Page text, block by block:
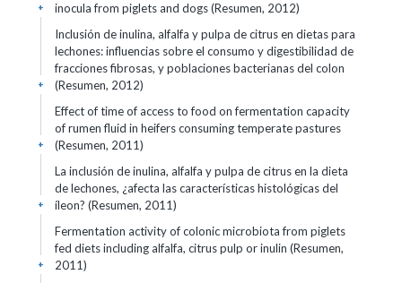
inocula from piglets and dogs (Resumen, 2012)
+
Inclusión de inulina, alfalfa y pulpa de citrus en dietas para
lechones: influencias sobre el consumo y digestibilidad de
fracciones fibrosas, y poblaciones bacterianas del colon
(Resumen, 2012)
+
Effect of time of access to food on fermentation capacity
of rumen fluid in heifers consuming temperate pastures
(Resumen, 2011)
+
La inclusión de inulina, alfalfa y pulpa de citrus en la dieta
de lechones, ¿afecta las características histológicas del
íleon? (Resumen, 2011)
+
Fermentation activity of colonic microbiota from piglets
fed diets including alfalfa, citrus pulp or inulin (Resumen,
2011)
+